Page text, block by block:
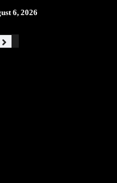
6, 2026